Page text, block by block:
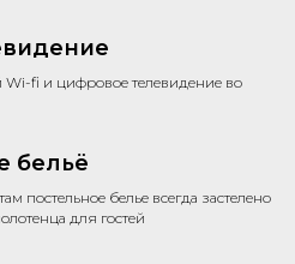
Wi-fi и цифровое телевидение во
бельё
постельное белье всегда застелено
для гостей